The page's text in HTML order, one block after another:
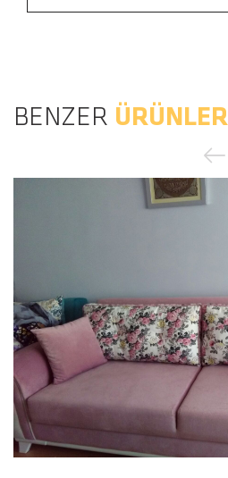
BENZER ÜRÜNLER